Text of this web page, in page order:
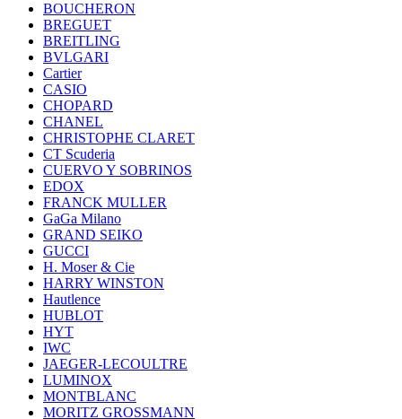
BOUCHERON
BREGUET
BREITLING
BVLGARI
Cartier
CASIO
CHOPARD
CHANEL
CHRISTOPHE CLARET
CT Scuderia
CUERVO Y SOBRINOS
EDOX
FRANCK MULLER
GaGa Milano
GRAND SEIKO
GUCCI
H. Moser & Cie
HARRY WINSTON
Hautlence
HUBLOT
HYT
IWC
JAEGER-LECOULTRE
LUMINOX
MONTBLANC
MORITZ GROSSMANN